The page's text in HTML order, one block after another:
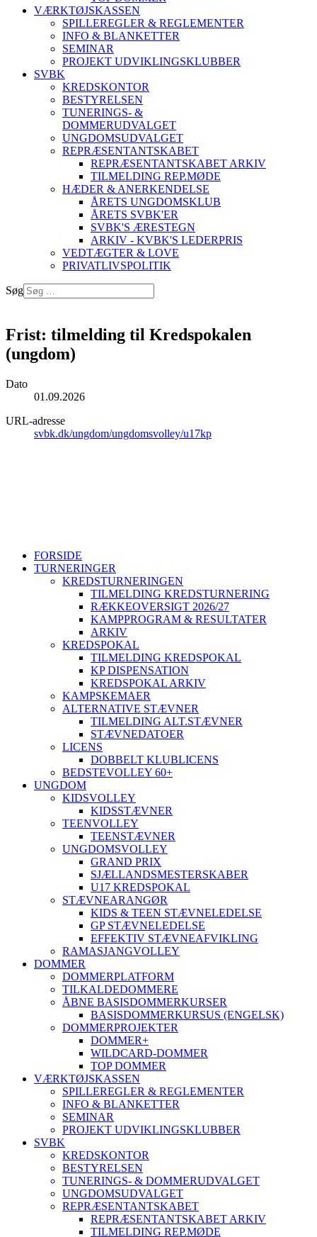
VÆRKTØJSKASSEN
SPILLEREGLER & REGLEMENTER
INFO & BLANKETTER
SEMINAR
PROJEKT UDVIKLINGSKLUBBER
SVBK
KREDSKONTOR
BESTYRELSEN
TUNERINGS- &
DOMMERUDVALGET
UNGDOMSUDVALGET
REPRÆSENTANTSKABET
REPRÆSENTANTSKABET ARKIV
TILMELDING REP.MØDE
HÆDER & ANERKENDELSE
ÅRETS UNGDOMSKLUB
ÅRETS SVBK'ER
SVBK'S ÆRESTEGN
ARKIV - KVBK'S LEDERPRIS
VEDTÆGTER & LOVE
PRIVATLIVSPOLITIK
Søg
Frist: tilmelding til Kredspokalen
(ungdom)
Dato
01.09.2026
URL-adresse
svbk.dk/ungdom/ungdomsvolley/u17kp
FORSIDE
TURNERINGER
KREDSTURNERINGEN
TILMELDING KREDSTURNERING
RÆKKEOVERSIGT 2026/27
KAMPPROGRAM & RESULTATER
ARKIV
KREDSPOKAL
TILMELDING KREDSPOKAL
KP DISPENSATION
KREDSPOKAL ARKIV
KAMPSKEMAER
ALTERNATIVE STÆVNER
TILMELDING ALT.STÆVNER
STÆVNEDATOER
LICENS
DOBBELT KLUBLICENS
BEDSTEVOLLEY 60+
UNGDOM
KIDSVOLLEY
KIDSSTÆVNER
TEENVOLLEY
TEENSTÆVNER
UNGDOMSVOLLEY
GRAND PRIX
SJÆLLANDSMESTERSKABER
U17 KREDSPOKAL
STÆVNEARANGØR
KIDS & TEEN STÆVNELEDELSE
GP STÆVNELEDELSE
EFFEKTIV STÆVNEAFVIKLING
RAMASJANGVOLLEY
DOMMER
DOMMERPLATFORM
TILKALDEDOMMERE
ÅBNE BASISDOMMERKURSER
BASISDOMMERKURSUS (ENGELSK)
DOMMERPROJEKTER
DOMMER+
WILDCARD-DOMMER
TOP DOMMER
VÆRKTØJSKASSEN
SPILLEREGLER & REGLEMENTER
INFO & BLANKETTER
SEMINAR
PROJEKT UDVIKLINGSKLUBBER
SVBK
KREDSKONTOR
BESTYRELSEN
TUNERINGS- & DOMMERUDVALGET
UNGDOMSUDVALGET
REPRÆSENTANTSKABET
REPRÆSENTANTSKABET ARKIV
TILMELDING REP.MØDE